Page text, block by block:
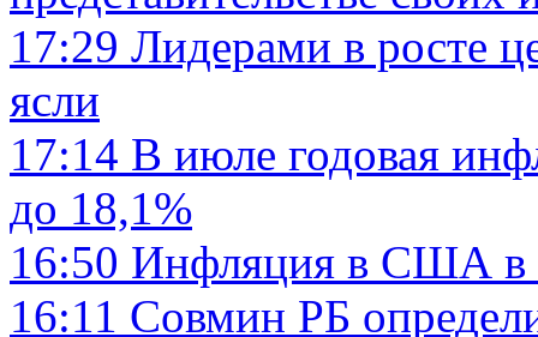
17:29 Лидерами в росте
ясли
17:14 В июле годовая
до 18,1%
16:50 Инфляция в США в
16:11 Совмин РБ